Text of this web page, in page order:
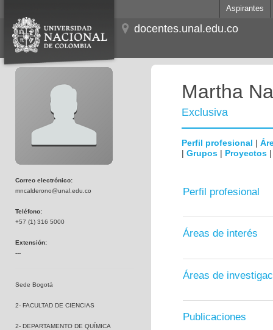
Aspirantes
docentes.unal.edu.co
Correo electrónico:
mncalderono@unal.edu.co
Teléfono:
+57 (1) 316 5000
Extensión:
---
Sede Bogotá
2- FACULTAD DE CIENCIAS
2- DEPARTAMENTO DE QUÍMICA
Martha
Exclusiva
Perfil profesional |
| Grupos | Proyectos
Perfil profesional
Áreas de interés
Áreas de
Publicaciones